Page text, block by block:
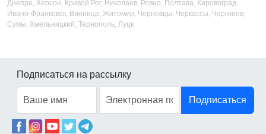
Днепро, Херсон, Кривой Рог, Николаев, Ровно, Полтава, Кировоград,
Ивано-Франковск, Винница, Житомир, Черновцы, Черкассы, Чернигов,
Сумы, Хмельницкий, Тернополь, Луцк
Подписаться на рассылку
Подписаться